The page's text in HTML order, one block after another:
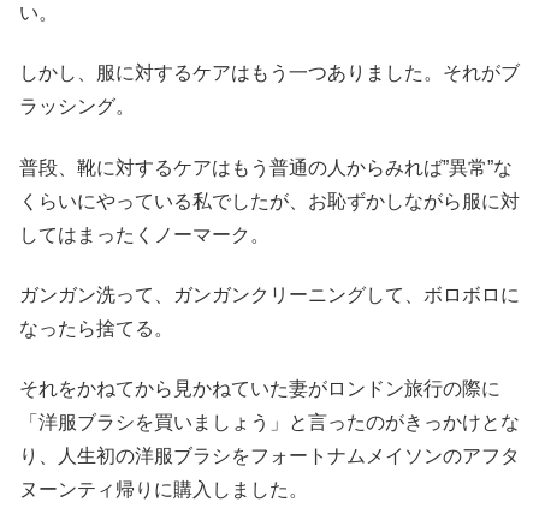
い。
しかし、服に対するケアはもう一つありました。それがブ
ラッシング。
普段、靴に対するケアはもう普通の人からみれば”異常”な
くらいにやっている私でしたが、お恥ずかしながら服に対
してはまったくノーマーク。
ガンガン洗って、ガンガンクリーニングして、ボロボロに
なったら捨てる。
それをかねてから見かねていた妻がロンドン旅行の際に
「洋服ブラシを買いましょう」と言ったのがきっかけとな
り、人生初の洋服ブラシをフォートナムメイソンのアフタ
ヌーンティ帰りに購入しました。